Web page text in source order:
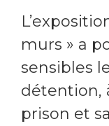
murs » a
sensibles
détention,
prison et